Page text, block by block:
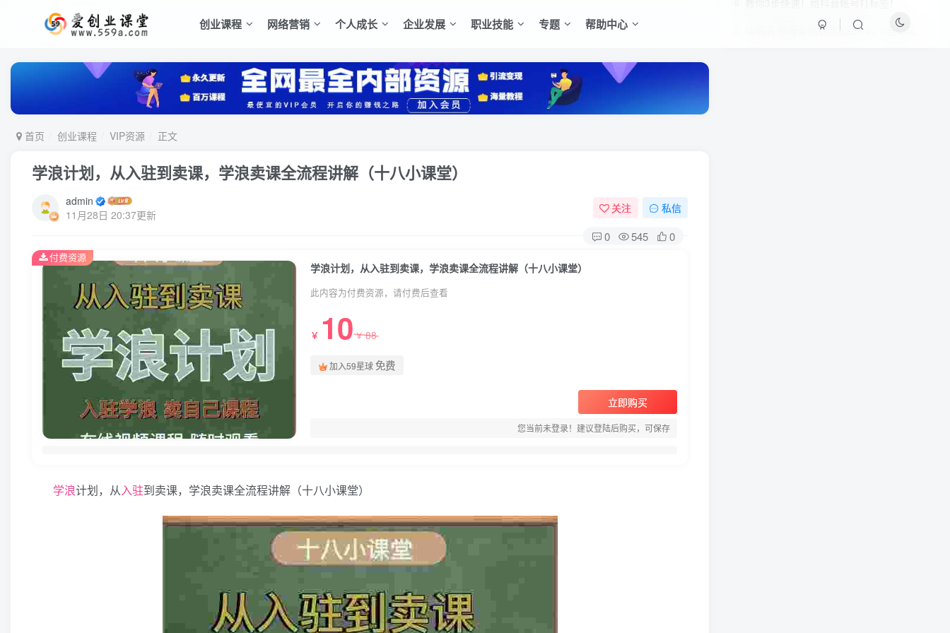
创业课程 网络营销 个人成长 企业发展 职业技能 专题 帮助中心
首页 创业课程 VIP资源 正文
学浪计划，从入驻到卖课，学浪卖课全流程讲解（十八小课堂）
admin
11月28日 20:37更新
关注 私信
0 545 0
学浪计划，从入驻到卖课，学浪卖课全流程讲解（十八小课堂）
此内容为付费资源，请付费后查看
￥ 10￥88
加入59星球免费
立即购买
您当前未登录！建议登陆后购买，可保存
付费资源
学浪计划，从 入驻到卖课，学浪卖课全流程讲解（十八小课堂）
陆明明·微博营销引流系统3.0，0基础玩转微博营销，打造专属私域流量池！